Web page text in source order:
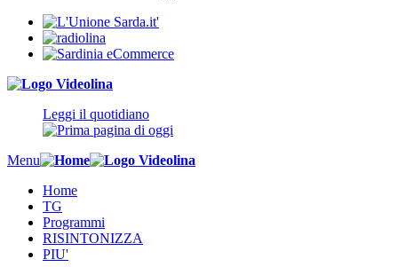
Leggi il quotidiano
Menu
Home
TG
Programmi
RISINTONIZZA
PIU'